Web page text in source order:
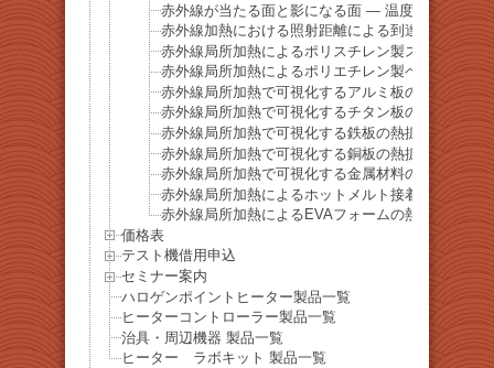
赤外線が当たる面と影になる面 ― 温度差を示す基
赤外線加熱における照射距離による到達温度の違い
赤外線局所加熱によるポリスチレン製スプーンの熱
赤外線局所加熱によるポリエチレン製ペットボト
赤外線局所加熱で可視化するアルミ板の熱拡散挙動
赤外線局所加熱で可視化するチタン板の熱拡散挙動
赤外線局所加熱で可視化する鉄板の熱拡散挙動
赤外線局所加熱で可視化する銅板の熱拡散挙動
赤外線局所加熱で可視化する金属材料の熱拡散比較
赤外線局所加熱によるホットメルト接着剤の軟化
赤外線局所加熱によるEVAフォームの熱収縮・炭化
価格表
テスト機借用申込
セミナー案内
ハロゲンポイントヒーター製品一覧
ヒーターコントローラー製品一覧
治具・周辺機器 製品一覧
ヒーター ラボキット 製品一覧